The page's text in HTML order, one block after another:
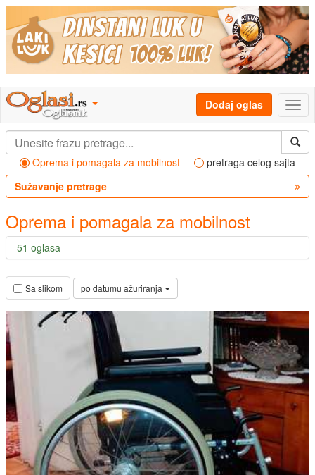
Dodaj oglas
Oprema i pomagala za mobilnost
pretraga celog sajta
Sužavanje pretrage
Oprema i pomagala za mobilnost
51 oglasa
Sa slikom po datumu ažuriranja